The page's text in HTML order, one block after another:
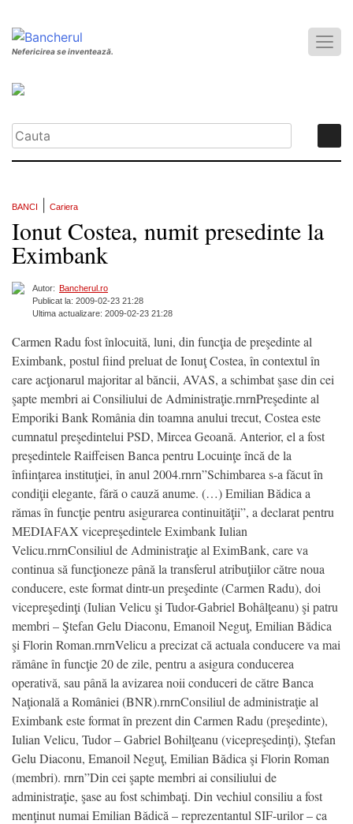
Nefericirea se inventează.
BANCI Cariera
Ionut Costea, numit presedinte la
Eximbank
Autor: Bancherul.ro
Publicat la: 2009-02-23 21:28
Ultima actualizare: 2009-02-23 21:28
Carmen Radu fost înlocuită, luni, din funcţia de preşedinte al
Eximbank, postul fiind preluat de Ionuţ Costea, în contextul în
care acţionarul majoritar al băncii, AVAS, a schimbat şase din cei
şapte membri ai Consiliului de Administraţie.rnrnPreşedinte al
Emporiki Bank România din toamna anului trecut, Costea este
cumnatul preşedintelui PSD, Mircea Geoană. Anterior, el a fost
preşedintele Raiffeisen Banca pentru Locuinţe încă de la
înfiinţarea instituţiei, în anul 2004.rnrn”Schimbarea s-a făcut în
condiţii elegante, fără o cauză anume. (…) Emilian Bădica a
rămas în funcţie pentru asigurarea continuităţii”, a declarat pentru
MEDIAFAX vicepreşedintele Eximbank Iulian
Velicu.rnrnConsiliul de Administraţie al EximBank, care va
continua să funcţioneze până la transferul atribuţiilor către noua
conducere, este format dintr-un preşedinte (Carmen Radu), doi
vicepreşedinţi (Iulian Velicu şi Tudor-Gabriel Bohâlţeanu) şi patru
membri – Ştefan Gelu Diaconu, Emanoil Neguţ, Emilian Bădica
şi Florin Roman.rnrnVelicu a precizat că actuala conducere va mai
rămâne în funcţie 20 de zile, pentru a asigura conducerea
operativă, sau până la avizarea noii conduceri de către Banca
Naţională a României (BNR).rnrnConsiliul de administraţie al
Eximbank este format în prezent din Carmen Radu (preşedinte),
Iulian Velicu, Tudor – Gabriel Bohilţeanu (vicepreşedinţi), Ştefan
Gelu Diaconu, Emanoil Neguţ, Emilian Bădica şi Florin Roman
(membri). rnrn”Din cei şapte membri ai consiliului de
administraţie, şase au fost schimbaţi. Din vechiul consiliu a fost
menţinut numai Emilian Bădică – reprezentantul SIF-urilor – ca